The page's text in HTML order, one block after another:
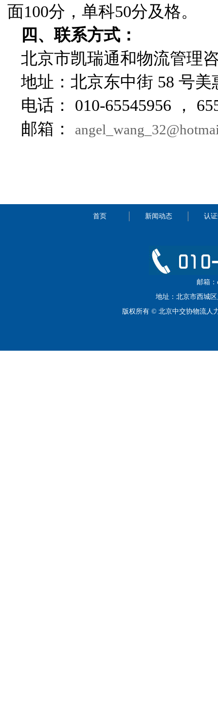
面100分，单科50分及格。
四、联系方式：
北京市凯瑞通和物流管理
地址：北京东中街 58 号
电话： 010-65545956 ，
邮箱：
首页 新闻动态 认
邮箱：
地址：北京市西城区
版权所有 © 北京中交协物流人